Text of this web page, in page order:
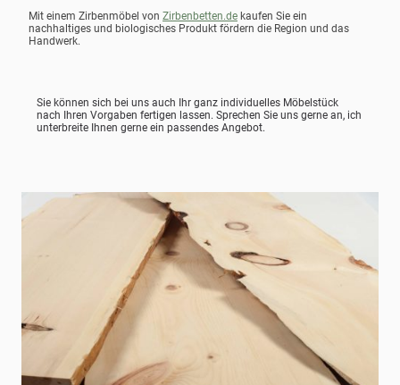
Mit einem Zirbenmöbel von Zirbenbetten.de kaufen Sie ein
nachhaltiges und biologisches Produkt fördern die Region und das
Handwerk.
Sie können sich bei uns auch Ihr ganz individuelles Möbelstück
nach Ihren Vorgaben fertigen lassen. Sprechen Sie uns gerne an, ich
unterbreite Ihnen gerne ein passendes Angebot.